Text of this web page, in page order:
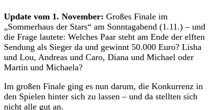
Update vom 1. November: Großes Finale im
„Sommerhaus der Stars“ am Sonntagabend (1.11.) – und
die Frage lautete: Welches Paar steht am Ende der elften
Sendung als Sieger da und gewinnt 50.000 Euro? Lisha
und Lou, Andreas und Caro, Diana und Michael oder
Martin und Michaela?
Im großen Finale ging es nun darum, die Konkurrenz in
den Spielen hinter sich zu lassen – und da stellten sich
nicht alle gut an.